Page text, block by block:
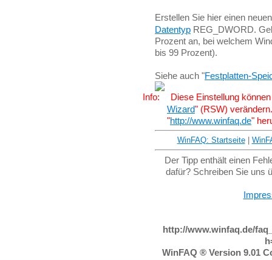
Erstellen Sie hier einen
Datentyp REG_DWORD.
Prozent an, bei welchem
bis 99 Prozent).
Siehe auch "Festplatten-
Diese Einstellung
Wizard" (RSW)
"http://www.winfaq.de"
WinFAQ: Startseite|
Der Tipp enthält einen
dafür? Schreiben Sie uns
http://www.winfaq.de/
WinFAQ ® Version 9.01